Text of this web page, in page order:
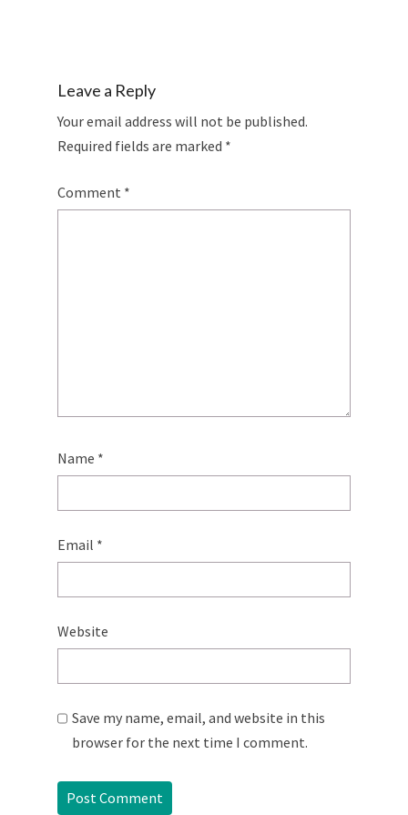
Leave a Reply
Your email address will not be published.
Required fields are marked *
Comment *
Name *
Email *
Website
Save my name, email, and website in this
browser for the next time I comment.